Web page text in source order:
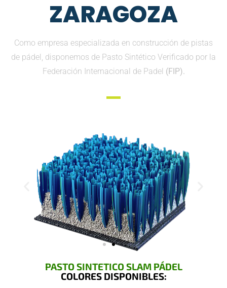
ZARAGOZA
Como empresa especializada en construcción de pistas
de pádel, disponemos de Pasto Sintético Verificado por la
Federación Internacional de Padel (FIP).
PASTO SINTETICO SLAM PÁDEL
COLORES DISPONIBLES: